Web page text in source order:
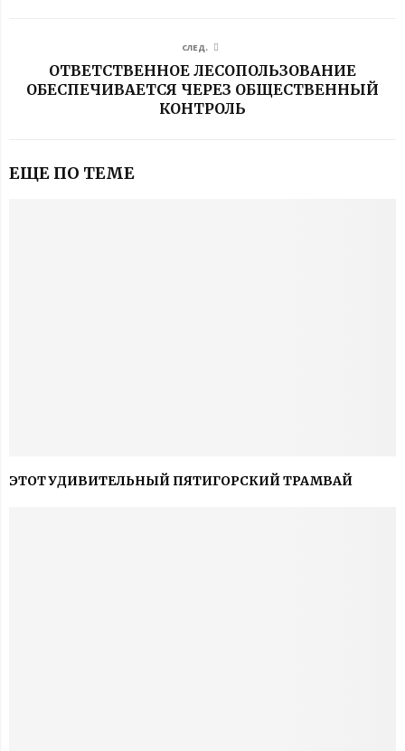
СЛЕД.
ОТВЕТСТВЕННОЕ ЛЕСОПОЛЬЗОВАНИЕ
ОБЕСПЕЧИВАЕТСЯ ЧЕРЕЗ ОБЩЕСТВЕННЫЙ
КОНТРОЛЬ
ЕЩЕ ПО ТЕМЕ
ЭТОТ УДИВИТЕЛЬНЫЙ ПЯТИГОРСКИЙ ТРАМВАЙ